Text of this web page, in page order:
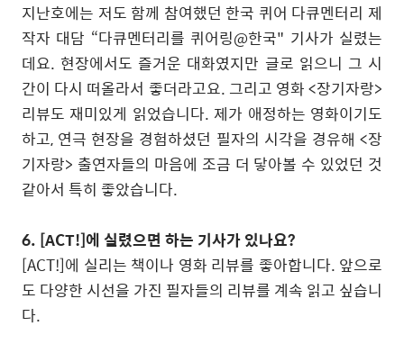
지난호에는 저도 함께 참여했던 한국 퀴어 다큐멘터리 제
작자 대담 “다큐멘터리를 퀴어링@한국" 기사가 실렸는
데요. 현장에서도 즐거운 대화였지만 글로 읽으니 그 시
간이 다시 떠올라서 좋더라고요. 그리고 영화 <장기자랑>
리뷰도 재미있게 읽었습니다. 제가 애정하는 영화이기도
하고, 연극 현장을 경험하셨던 필자의 시각을 경유해 <장
기자랑> 출연자들의 마음에 조금 더 닿아볼 수 있었던 것
같아서 특히 좋았습니다.
6. [ACT!]에 실렸으면 하는 기사가 있나요?
[ACT!]에 실리는 책이나 영화 리뷰를 좋아합니다. 앞으로
도 다양한 시선을 가진 필자들의 리뷰를 계속 읽고 싶습니
다.